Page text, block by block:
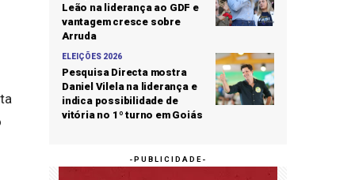
Leão na liderança ao GDF e
vantagem cresce sobre
Arruda
ELEIÇÕES 2026
Pesquisa Directa mostra
Daniel Vilela na liderança e
indica possibilidade de
vitória no 1º turno em Goiás